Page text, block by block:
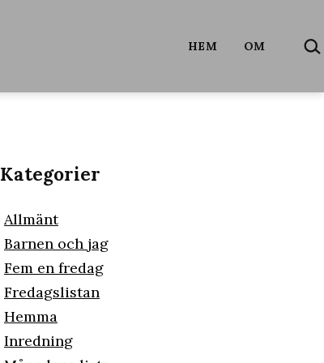
HEM OM
…
Kategorier
Allmänt
Barnen och jag
Fem en fredag
Fredagslistan
Hemma
Inredning